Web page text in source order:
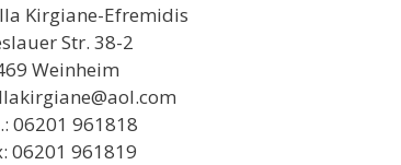
Kirgiane-Efremidis
Str. 38-2
Weinheim
06201 961818
06201 961819